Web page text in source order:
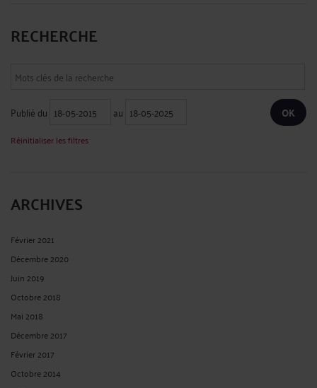
RECHERCHE
Publié du au
Réinitialiser les filtres
ARCHIVES
Février 2021
Décembre 2020
Juin 2019
Octobre 2018
Mai 2018
Décembre 2017
Février 2017
Octobre 2014